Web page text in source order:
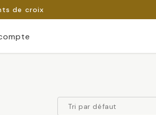
de croix